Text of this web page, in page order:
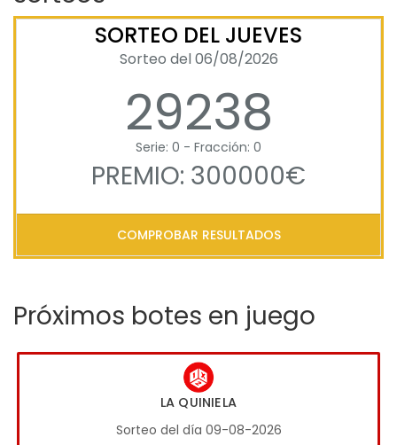
SORTEO DEL JUEVES
Sorteo del 06/08/2026
29238
Serie: 0 - Fracción: 0
PREMIO: 300000€
COMPROBAR RESULTADOS
Próximos botes en juego
LA QUINIELA
Sorteo del día 09-08-2026